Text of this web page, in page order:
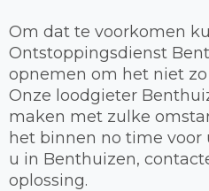
Om dat te voorkomen
Ontstoppingsdienst
opnemen om het niet
Onze loodgieter
maken met zulke
het binnen no time voor
u in Benthuizen,
oplossing.